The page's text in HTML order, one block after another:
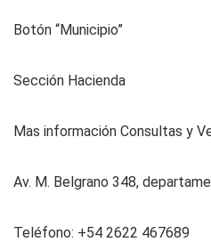
Botón “Municipio”
Sección Hacienda
Mas información Consultas y
Av. M. Belgrano 348,
Teléfono: +54 2622 467689